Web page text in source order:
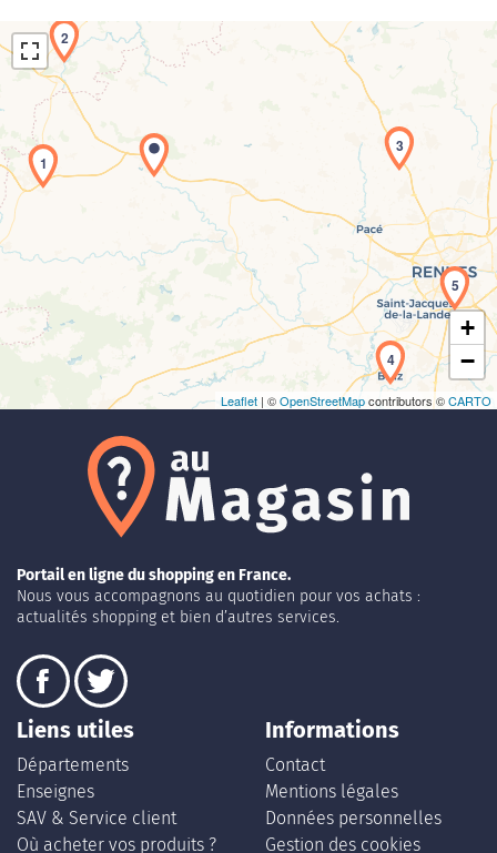
Chargement de la carte en cours...
1
2
3
4
5
+
−
Leaflet | ©OpenStreetMapcontributors ©CARTO
Portail en ligne du shopping en France.
Nous vous accompagnons au quotidien pour vos achats :
actualités shopping et bien d’autres services.
Liens utiles
Départements
Enseignes
SAV & Service client
Où acheter vos produits ?
Informations
Contact
Mentions légales
Données personnelles
Gestion des cookies